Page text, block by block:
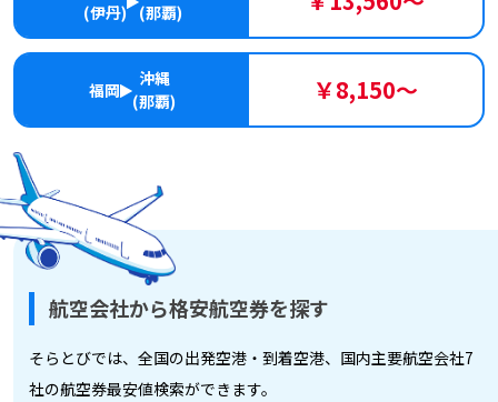
(伊丹)
(那覇)
福岡
沖縄
(那覇)
￥8,150～
航空会社から格安航空券を探す
そらとびでは、全国の出発空港・到着空港、国内主要航空会社7
社の航空券最安値検索ができます。